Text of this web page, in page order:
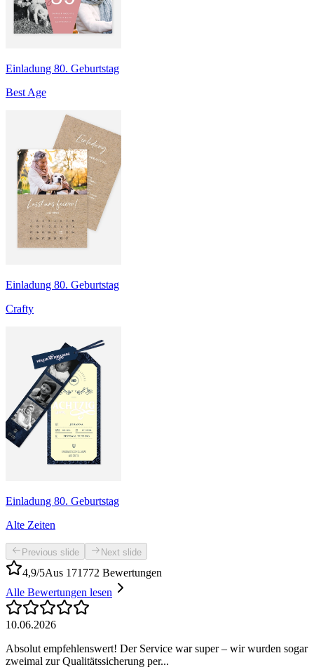
Einladung 80. Geburtstag
Best Age
Einladung 80. Geburtstag
Crafty
Einladung 80. Geburtstag
Alte Zeiten
Previous slide Next slide
4,9/5Aus 171772 Bewertungen
Alle Bewertungen lesen
10.06.2026
Absolut empfehlenswert! Der Service war super – wir wurden sogar
zweimal zur Qualitätssicherung per...